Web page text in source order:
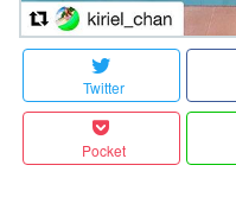
Twitter
Pocket